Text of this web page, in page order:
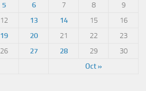
Oct »
5 6 7 8
9
12 13 14 15
16
19 20 21 22
23
26 27 28 29 30